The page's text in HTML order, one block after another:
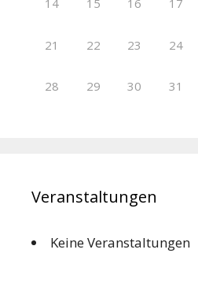
14 15 16 17
21 22 23 24
28 29 30 31
Veranstaltungen
Keine Veranstaltungen